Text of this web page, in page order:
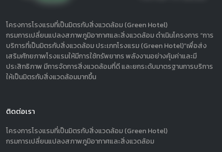
โครงการโรงแรมที่เป็นมิตรกับสิ่งแวดล้อม (Green Hotel)
กรมการเปลี่ยนแปลงสภาพภูมิอากาศและสิ่งแวดล้อม ดำเนินโครงการ “การ
บริการที่เป็นมิตรกับสิ่งแวดล้อม ประเภทโรงแรม (Green Hotel)”เพื่อส่ง
เสริมศักยภาพโรงแรมให้มีการใช้ทรัพยากร พลังงานอย่างคุ้มค่าและมี
ประสิทธิภาพ มีการจัดการสิ่งแวดล้อมที่ดี และยกระดับมาตรฐานการบริการ
ให้เป็นมิตรกับสิ่งแวดล้อมมากขึ้น
ติดต่อเรา
โครงการโรงแรมที่เป็นมิตรกับสิ่งแวดล้อม (Green Hotel)
กรมการเปลี่ยนแปลงสภาพภูมิอากาศและสิ่งแวดล้อม